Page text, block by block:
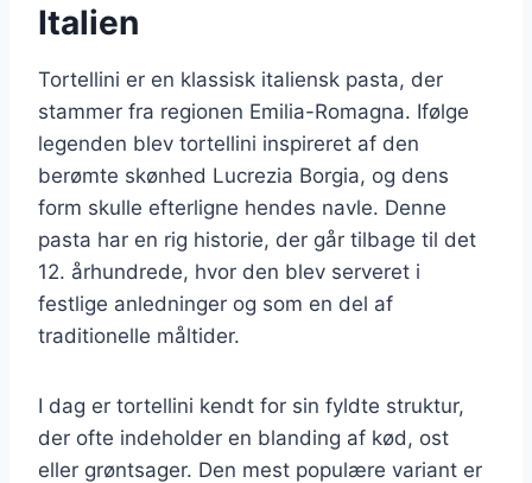
Italien
Tortellini er en klassisk italiensk pasta, der
stammer fra regionen Emilia-Romagna. Ifølge
legenden blev tortellini inspireret af den
berømte skønhed Lucrezia Borgia, og dens
form skulle efterligne hendes navle. Denne
pasta har en rig historie, der går tilbage til det
12. århundrede, hvor den blev serveret i
festlige anledninger og som en del af
traditionelle måltider.
I dag er tortellini kendt for sin fyldte struktur,
der ofte indeholder en blanding af kød, ost
eller grøntsager. Den mest populære variant er